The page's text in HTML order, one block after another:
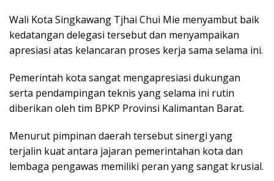
Wali Kota Singkawang Tjhai Chui Mie menyambut baik
kedatangan delegasi tersebut dan menyampaikan
apresiasi atas kelancaran proses kerja sama selama ini.
Pemerintah kota sangat mengapresiasi dukungan
serta pendampingan teknis yang selama ini rutin
diberikan oleh tim BPKP Provinsi Kalimantan Barat.
Menurut pimpinan daerah tersebut sinergi yang
terjalin kuat antara jajaran pemerintahan kota dan
lembaga pengawas memiliki peran yang sangat krusial.